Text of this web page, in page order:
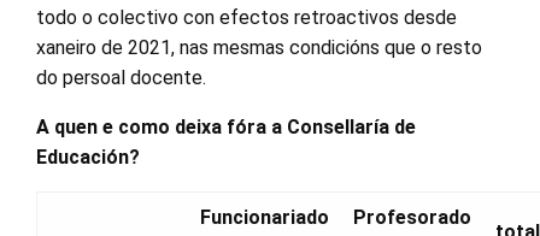
todo o colectivo con efectos retroactivos desde
xaneiro de 2021, nas mesmas condicións que o resto
do persoal docente.
A quen e como deixa fóra a Consellaría de
Educación?
Funcionariado
Profesorado
total